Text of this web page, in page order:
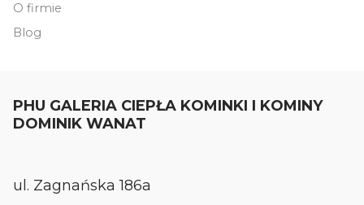
O firmie
Blog
PHU GALERIA CIEPŁA KOMINKI I KOMINY
DOMINIK WANAT
ul. Zagnańska 186a